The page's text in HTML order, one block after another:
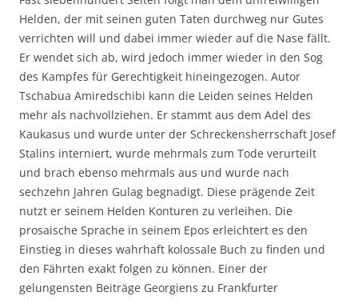
Helden, der mit seinen guten Taten durchweg nur Gutes
verrichten will und dabei immer wieder auf die Nase fällt.
Er wendet sich ab, wird jedoch immer wieder in den Sog
des Kampfes für Gerechtigkeit hineingezogen. Autor
Tschabua Amiredschibi kann die Leiden seines Helden
mehr als nachvollziehen. Er stammt aus dem Adel des
Kaukasus und wurde unter der Schreckensherrschaft Josef
Stalins interniert, wurde mehrmals zum Tode verurteilt
und brach ebenso mehrmals aus und wurde nach
sechzehn Jahren Gulag begnadigt. Diese prägende Zeit
nutzt er seinem Helden Konturen zu verleihen. Die
prosaische Sprache in seinem Epos erleichtert es den
Einstieg in dieses wahrhaft kolossale Buch zu finden und
den Fährten exakt folgen zu können. Einer der
gelungensten Beiträge Georgiens zu Frankfurter